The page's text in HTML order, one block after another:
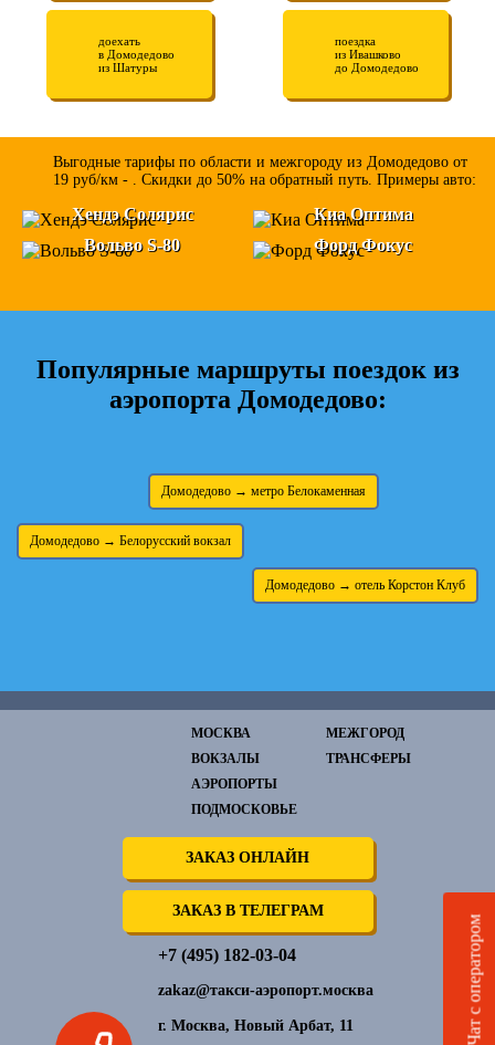
доехать
в Домодедово
из Шатуры
поездка
из Ивашково
до Домодедово
Выгодные тарифы по области и межгороду из Домодедово от
19 руб/км - . Скидки до 50% на обратный путь. Примеры авто:
Хендэ Солярис
Киа Оптима
Вольво S-80
Форд Фокус
Популярные маршруты поездок из
аэропорта Домодедово:
Домодедово → Белорусский вокзал
Домодедово → метро Белокаменная
Домодедово → отель Корстон Клуб
МОСКВА
ВОКЗАЛЫ
АЭРОПОРТЫ
ПОДМОСКОВЬЕ
МЕЖГОРОД
ТРАНСФЕРЫ
ЗАКАЗ ОНЛАЙН
ЗАКАЗ В ТЕЛЕГРАМ
+7 (495) 182-03-04
zakaz@такси-аэропорт.москва
г. Москва, Новый Арбат, 11 Чат с оператором